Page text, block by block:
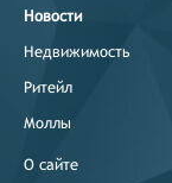
Новости
Недвижимость
Ритейл
Моллы
О сайте